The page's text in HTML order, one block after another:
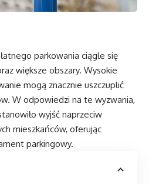
parkowania ciągle się
większe obszary. Wysokie
mogą znacznie uszczuplić
W odpowiedzi na te wyzwania,
wyjść naprzeciw
mieszkańców, oferując
parkingowy.